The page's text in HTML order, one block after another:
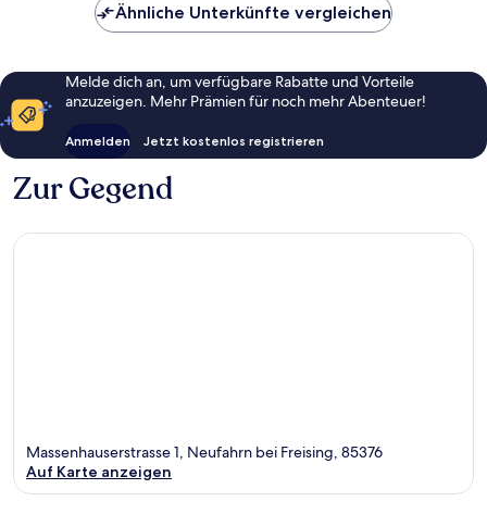
Ähnliche Unterkünfte vergleichen
Melde dich an, um verfügbare Rabatte und Vorteile
anzuzeigen. Mehr Prämien für noch mehr Abenteuer!
Anmelden Jetzt kostenlos registrieren
Zur Gegend
Massenhauserstrasse 1, Neufahrn bei Freising, 85376
Auf Karte anzeigen